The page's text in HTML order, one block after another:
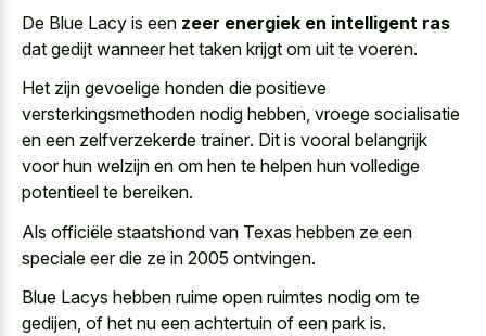
De Blue Lacy is een zeer energiek en intelligent ras
dat gedijt wanneer het taken krijgt om uit te voeren.
Het zijn gevoelige honden die positieve
versterkingsmethoden nodig hebben, vroege socialisatie
en een zelfverzekerde trainer. Dit is vooral belangrijk
voor hun welzijn en om hen te helpen hun volledige
potentieel te bereiken.
Als officiële staatshond van Texas hebben ze een
speciale eer die ze in 2005 ontvingen.
Blue Lacys hebben ruime open ruimtes nodig om te
gedijen, of het nu een achtertuin of een park is.